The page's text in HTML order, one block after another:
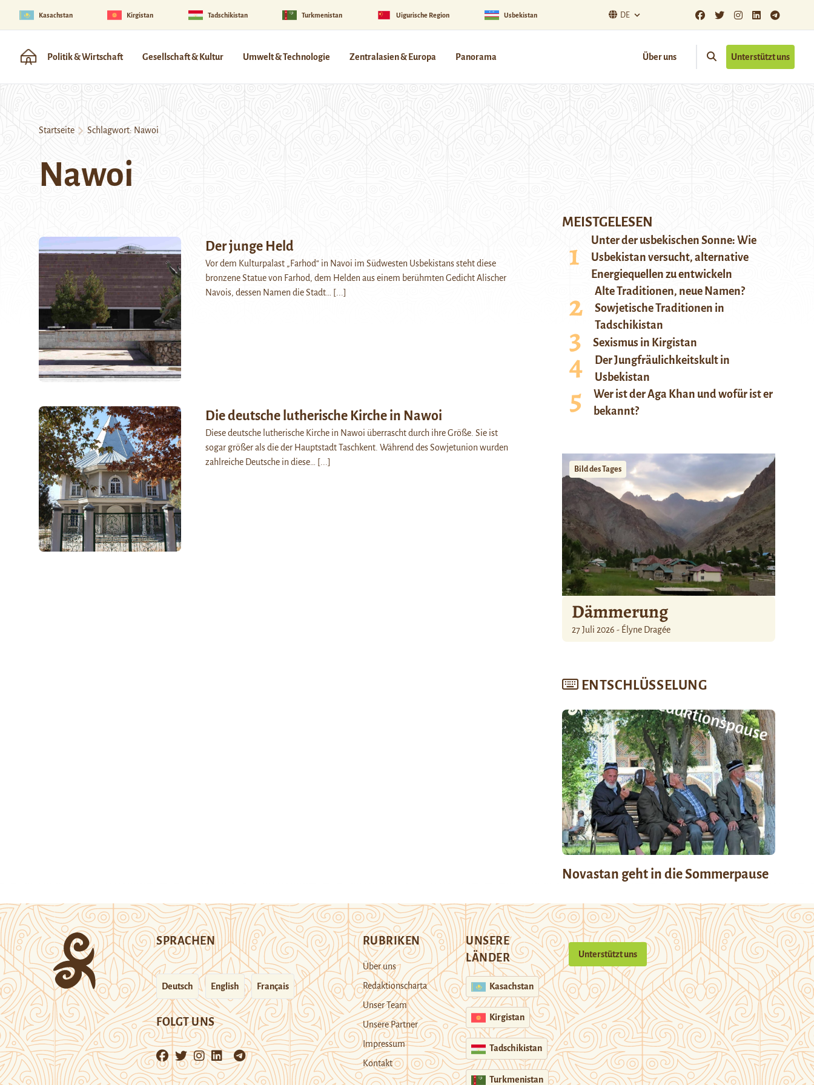
Kasachstan Kirgistan Tadschikistan Turkmenistan Uigurische Region Usbekistan DE
Politik & Wirtschaft Gesellschaft & Kultur Umwelt & Technologie Zentralasien & Europa Panorama Über uns Unterstützt uns
Startseite Schlagwort: Nawoi
Nawoi
Der junge Held
Vor dem Kulturpalast „Farhod“ in Navoi im Südwesten Usbekistans steht diese
bronzene Statue von Farhod, dem Helden aus einem berühmten Gedicht Alischer
Navois, dessen Namen die Stadt…
[...]
Die deutsche lutherische Kirche in Nawoi
Diese deutsche lutherische Kirche in Nawoi überrascht durch ihre Größe. Sie ist
sogar größer als die der Hauptstadt Taschkent. Während des Sowjetunion wurden
zahlreiche Deutsche in diese…
[...]
MEISTGELESEN
Unter der usbekischen Sonne: Wie
Usbekistan versucht, alternative
Energiequellen zu entwickeln
Alte Traditionen, neue Namen?
Sowjetische Traditionen in
Tadschikistan
Sexismus in Kirgistan
Der Jungfräulichkeitskult in
Usbekistan
Wer ist der Aga Khan und wofür ist er
bekannt?
Bild des Tages
Dämmerung
27 Juli 2026 - Élyne Dragée
ENTSCHLÜSSELUNG
Novastan geht in die Sommerpause
SPRACHEN
Deutsch English Français
FOLGT UNS
RUBRIKEN
Über uns
Redaktionscharta
Unser Team
Unsere Partner
Impressum
Kontakt
UNSERE
LÄNDER
Kasachstan
Kirgistan
Tadschikistan
Turkmenistan
Unterstützt uns